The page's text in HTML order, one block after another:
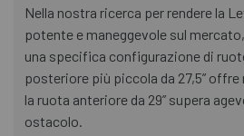
Nella nostra ricerca per rendere la
potente e maneggevole sul
una specifica configurazione di
posteriore più piccola da 27,5”
la ruota anteriore da 29” supera
ostacolo.